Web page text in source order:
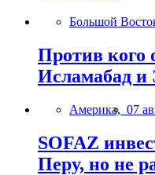
Большой
Против кого
Исламабад и
Америка, 07
SOFAZ
Перу, но не